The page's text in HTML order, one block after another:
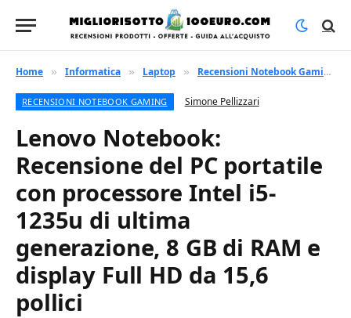
Home » Informatica » Laptop » Recensioni Notebook Gaming
RECENSIONI NOTEBOOK GAMING Simone Pellizzari
Lenovo Notebook:
Recensione del PC portatile
con processore Intel i5-
1235u di ultima
generazione, 8 GB di RAM e
display Full HD da 15,6
pollici